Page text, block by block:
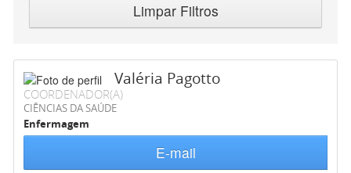
Limpar Filtros
Valéria Pagotto
COORDENADOR(A)
CIÊNCIAS DA SAÚDE
Enfermagem
E-mail